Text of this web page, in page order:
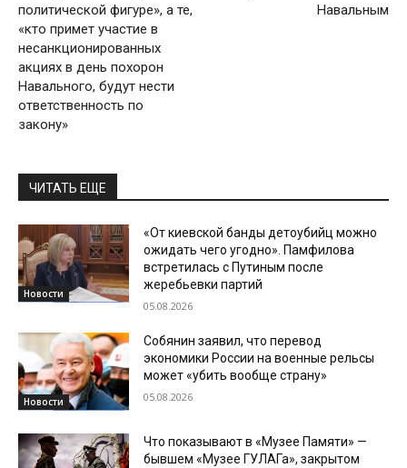
политической фигуре», а те,
«кто примет участие в
несанкционированных
акциях в день похорон
Навального, будут нести
ответственность по
закону»
Навальным
ЧИТАТЬ ЕЩЕ
Новости
«От киевской банды детоубийц можно
ожидать чего угодно». Памфилова
встретилась с Путиным после
жеребьевки партий
05.08.2026
Новости
Собянин заявил, что перевод
экономики России на военные рельсы
может «убить вообще страну»
05.08.2026
Что показывают в «Музее Памяти» —
бывшем «Музее ГУЛАГа», закрытом